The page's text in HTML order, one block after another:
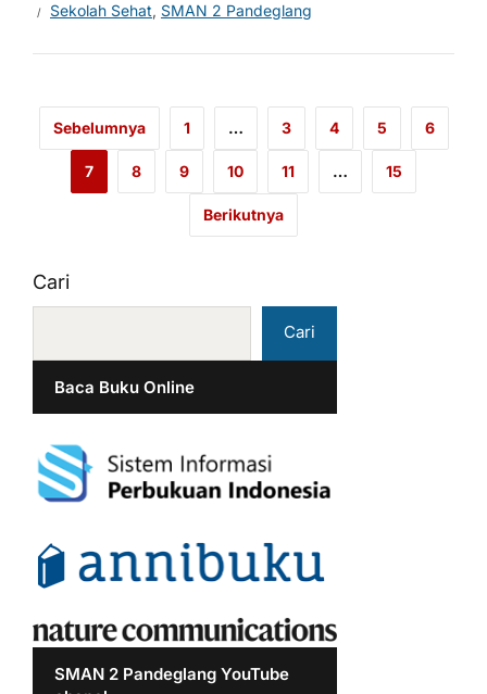
Sekolah Sehat, SMAN 2 Pandeglang
Sebelumnya 1 … 3 4 5 6
7 8 9 10 11 … 15
Berikutnya
Cari
Cari
Baca Buku Online
SMAN 2 Pandeglang YouTube